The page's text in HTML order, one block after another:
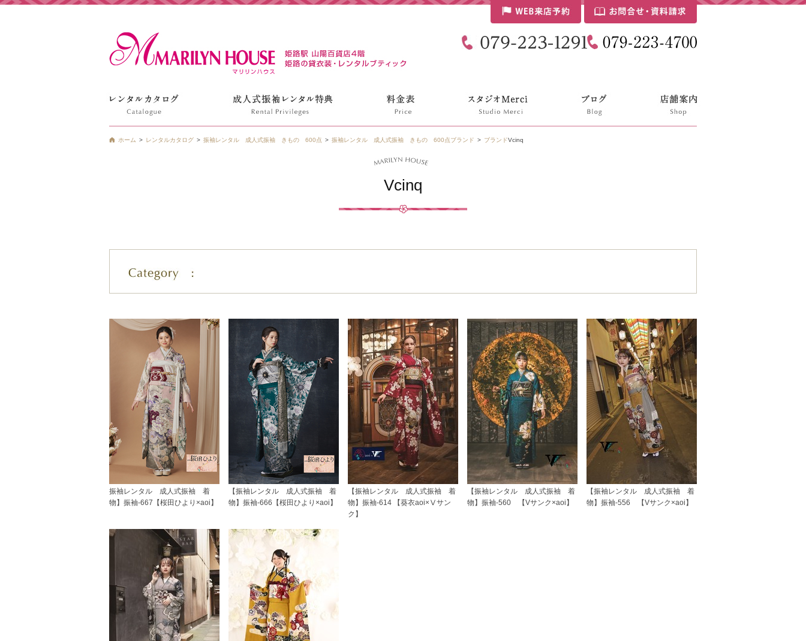
ホーム レンタルカタログ 振袖レンタル 成人式振袖 きもの 600点 振袖レンタル 成人式振袖 きもの 600点ブランド ブランドVcinq
Vcinq
振袖レンタル 成人式振袖 着
物】振袖-667【桜田ひより×aoi】
【振袖レンタル 成人式振袖 着
物】振袖-666【桜田ひより×aoi】
【振袖レンタル 成人式振袖 着
物】振袖-614 【葵衣aoi×Ⅴサン
ク】
【振袖レンタル 成人式振袖 着
物】振袖-560 【Vサンク×aoi】
【振袖レンタル 成人式振袖 着
物】振袖-556 【Vサンク×aoi】